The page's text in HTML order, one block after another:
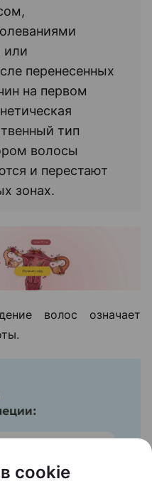
или
перенесенных
на первом
тип
волосы
и перестают
зонах.
волос означает
cookie